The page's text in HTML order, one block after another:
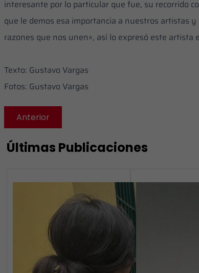
interesante por lo particular que fue, su recorrido
que le demos esa importancia a nuestros artistas
razones que nos unen», así lo expresó este artista
‎Texto: Gustavo Vargas
‎Fotos: Gustavo Vargas
Anterior
Últimas Publicaciones